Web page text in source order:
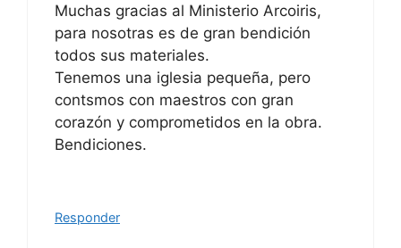
Muchas gracias al Ministerio Arcoiris,
para nosotras es de gran bendición
todos sus materiales.
Tenemos una iglesia pequeña, pero
contsmos con maestros con gran
corazón y comprometidos en la obra.
Bendiciones.
Responder